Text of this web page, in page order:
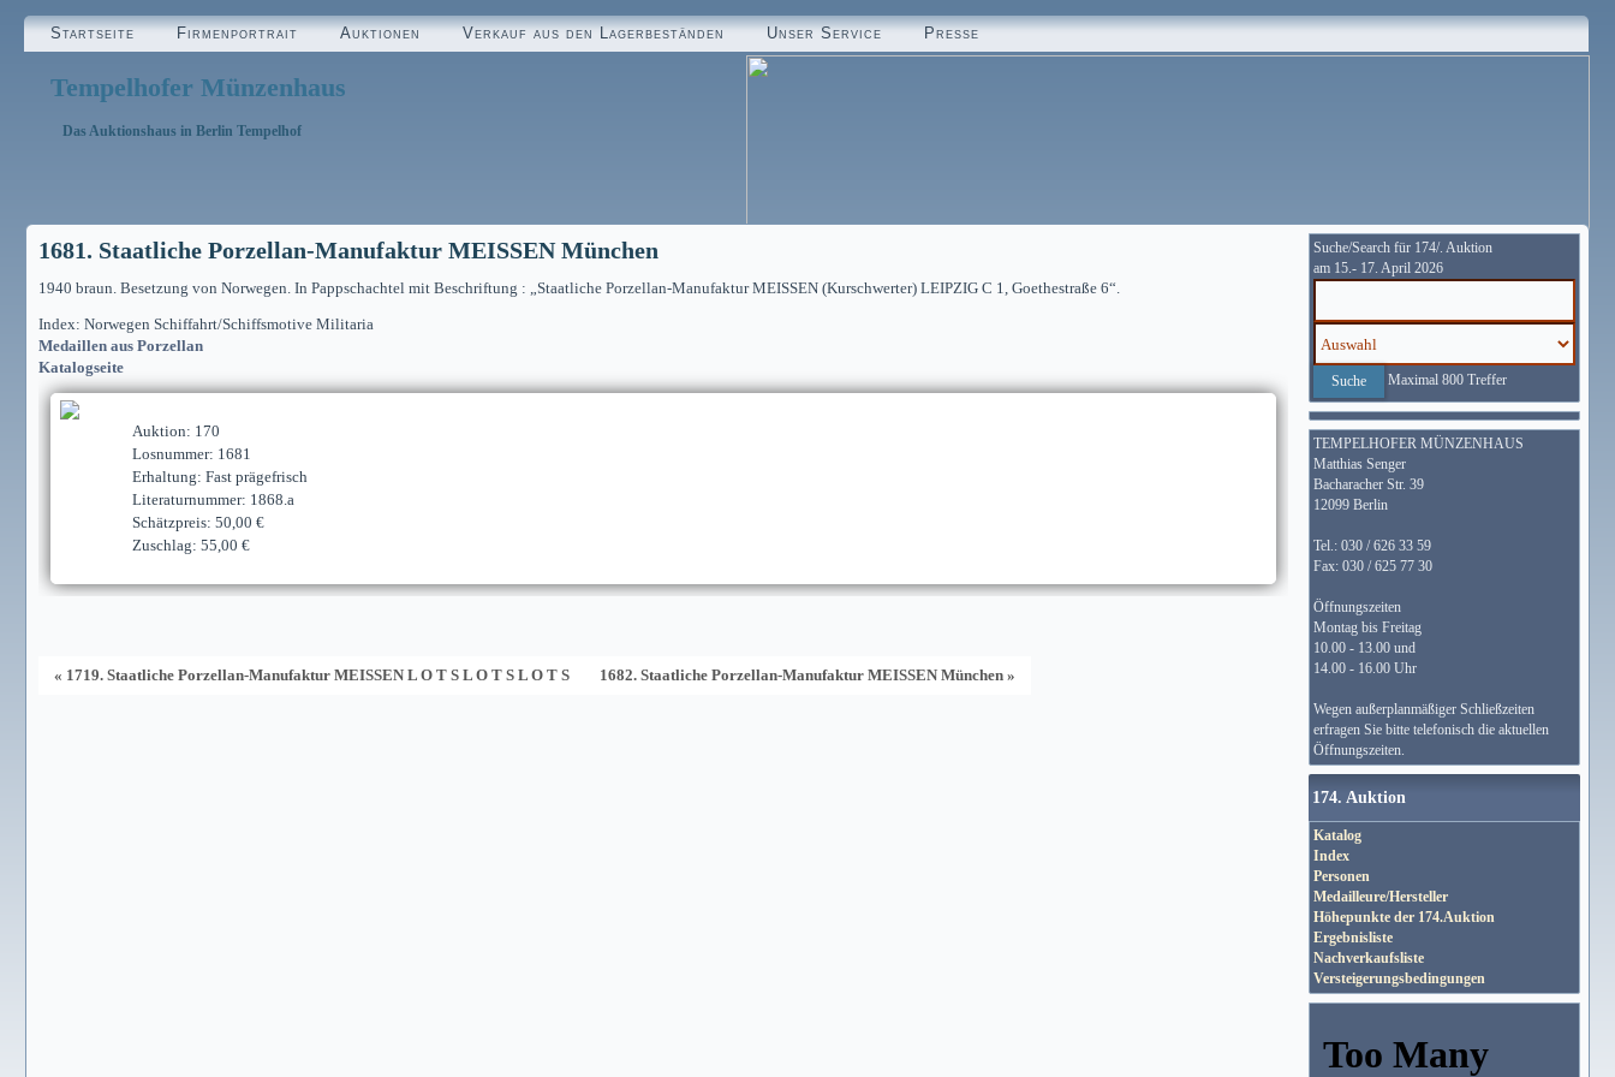
Startseite Firmenportrait Auktionen Verkauf aus den Lagerbeständen Unser Service Presse
Tempelhofer Münzenhaus
Das Auktionshaus in Berlin Tempelhof
1681. Staatliche Porzellan-Manufaktur MEISSEN München
1940 braun. Besetzung von Norwegen. In Pappschachtel mit Beschriftung : „Staatliche Porzellan-Manufaktur MEISSEN (Kurschwerter) LEIPZIG C 1, Goethestraße 6“.
Index: Norwegen Schiffahrt/Schiffsmotive Militaria
Medaillen aus Porzellan
Katalogseite
Auktion: 170
Losnummer: 1681
Erhaltung: Fast prägefrisch
Literaturnummer: 1868.a
Schätzpreis: 50,00 €
Zuschlag: 55,00 €
« 1719. Staatliche Porzellan-Manufaktur MEISSEN L O T S L O T S L O T S 1682. Staatliche Porzellan-Manufaktur MEISSEN München »
Suche/Search für 174/. Auktion
am 15.- 17. April 2026
Maximal 800 Treffer
TEMPELHOFER MÜNZENHAUS
Matthias Senger
Bacharacher Str. 39
12099 Berlin
Tel.: 030 / 626 33 59
Fax: 030 / 625 77 30
Öffnungszeiten
Montag bis Freitag
10.00 - 13.00 und
14.00 - 16.00 Uhr
Wegen außerplanmäßiger Schließzeiten
erfragen Sie bitte telefonisch die aktuellen
Öffnungszeiten.
174. Auktion
Katalog
Index
Personen
Medailleure/Hersteller
Höhepunkte der 174.Auktion
Ergebnisliste
Nachverkaufsliste
Versteigerungsbedingungen